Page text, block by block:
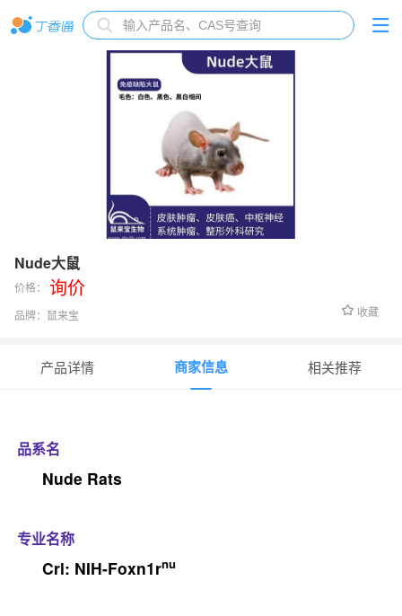
Nude大鼠
价格： 询价
品牌： 鼠来宝 收藏
产品详情 商家信息 相关推荐
品系名
Nude Rats
专业名称
Crl: NIH-Foxn1rnu